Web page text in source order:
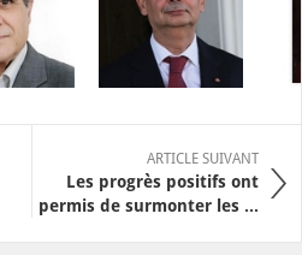
ARTICLE SUIVANT
Les progrès positifs ont
permis de surmonter les ...